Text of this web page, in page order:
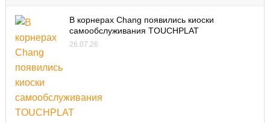
В корнерах Chang появились киоски
самообслуживания TOUCHPLAT
26.07.26